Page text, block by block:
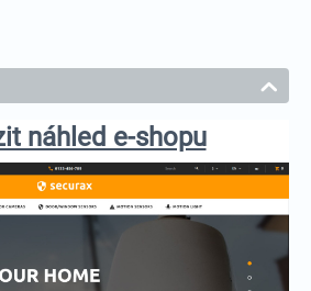
náhled e-shopu